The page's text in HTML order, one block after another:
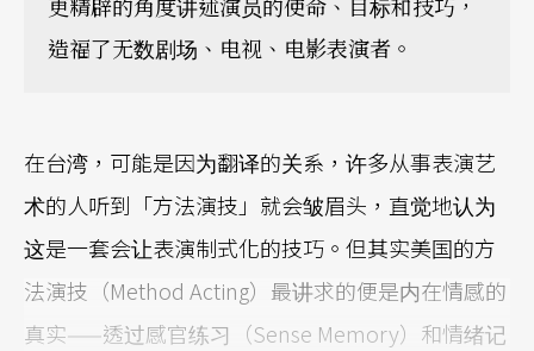
更精辟的角度讲述演员的使命、目标和技巧，
造福了无数剧场、电视、电影表演者。
在台湾，可能是因为翻译的关系，许多从事表演艺
术的人听到「方法演技」就会皱眉头，直觉地认为
这是一套会让表演制式化的技巧。但其实美国的方
法演技（Method Acting）最讲求的便是内在情感的
真实——透过感官练习（Sense Memory）和情绪记